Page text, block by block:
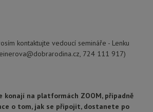
kontaktujte vedoucí semináře - Lenku
724 111 917)
konají na platformách ZOOM, případně
o tom, jak se připojit, dostanete po